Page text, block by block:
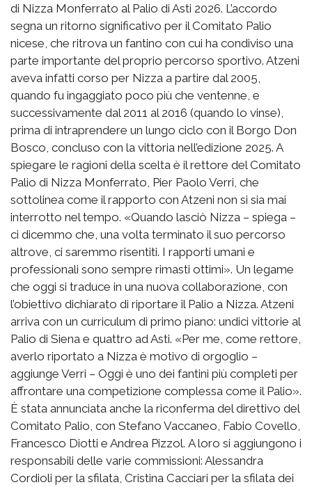
di Nizza Monferrato al Palio di Asti 2026. L’accordo
segna un ritorno significativo per il Comitato Palio
nicese, che ritrova un fantino con cui ha condiviso una
parte importante del proprio percorso sportivo. Atzeni
aveva infatti corso per Nizza a partire dal 2005,
quando fu ingaggiato poco più che ventenne, e
successivamente dal 2011 al 2016 (quando lo vinse),
prima di intraprendere un lungo ciclo con il Borgo Don
Bosco, concluso con la vittoria nell’edizione 2025. A
spiegare le ragioni della scelta è il rettore del Comitato
Palio di Nizza Monferrato, Pier Paolo Verri, che
sottolinea come il rapporto con Atzeni non si sia mai
interrotto nel tempo. «Quando lasciò Nizza – spiega –
ci dicemmo che, una volta terminato il suo percorso
altrove, ci saremmo risentiti. I rapporti umani e
professionali sono sempre rimasti ottimi». Un legame
che oggi si traduce in una nuova collaborazione, con
l’obiettivo dichiarato di riportare il Palio a Nizza. Atzeni
arriva con un curriculum di primo piano: undici vittorie al
Palio di Siena e quattro ad Asti. «Per me, come rettore,
averlo riportato a Nizza è motivo di orgoglio –
aggiunge Verri – Oggi è uno dei fantini più completi per
affrontare una competizione complessa come il Palio».
È stata annunciata anche la riconferma del direttivo del
Comitato Palio, con Stefano Vaccaneo, Fabio Covello,
Francesco Diotti e Andrea Pizzol. A loro si aggiungono i
responsabili delle varie commissioni: Alessandra
Cordioli per la sfilata, Cristina Cacciari per la sfilata dei